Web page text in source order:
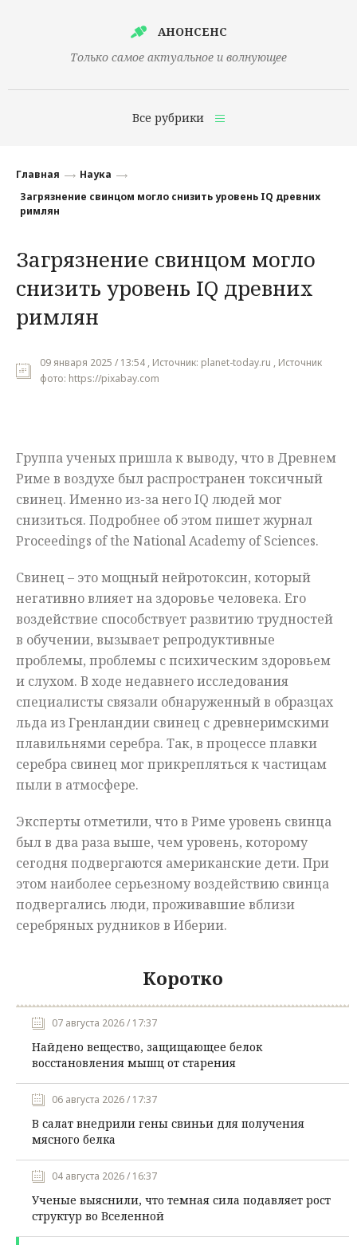
АНОНСЕНС
Только самое актуальное и волнующее
Все рубрики
Финансы
Наука
Культура
Общество
Мнения
Главная
Наука
Загрязнение свинцом могло снизить уровень IQ древних
римлян
Загрязнение свинцом могло
снизить уровень IQ древних
римлян
09 января 2025 / 13:54 , Источник: planet-today.ru , Источник
фото: https://pixabay.com
Группа ученых пришла к выводу, что в Древнем
Риме в воздухе был распространен токсичный
свинец. Именно из-за него IQ людей мог
снизиться. Подробнее об этом пишет журнал
Proceedings of the National Academy of Sciences.
Свинец – это мощный нейротоксин, который
негативно влияет на здоровье человека. Его
воздействие способствует развитию трудностей
в обучении, вызывает репродуктивные
проблемы, проблемы с психическим здоровьем
и слухом. В ходе недавнего исследования
специалисты связали обнаруженный в образцах
льда из Гренландии свинец с древнеримскими
плавильнями серебра. Так, в процессе плавки
серебра свинец мог прикрепляться к частицам
пыли в атмосфере.
Эксперты отметили, что в Риме уровень свинца
был в два раза выше, чем уровень, которому
сегодня подвергаются американские дети. При
этом наиболее серьезному воздействию свинца
подвергались люди, проживавшие вблизи
серебряных рудников в Иберии.
Коротко
07 августа 2026 / 17:37
Найдено вещество, защищающее белок
восстановления мышц от старения
06 августа 2026 / 17:37
В салат внедрили гены свиньи для получения
мясного белка
04 августа 2026 / 16:37
Ученые выяснили, что темная сила подавляет рост
структур во Вселенной